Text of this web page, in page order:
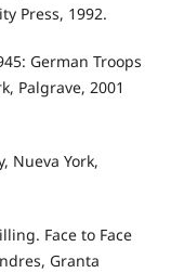
Press, 1992.
German Troops
Palgrave, 2001
Nueva York,
Face to Face
Granta